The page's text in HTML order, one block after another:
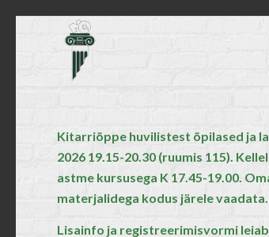
Kitarriõppe huvilistest õpilased ja
2026 19.15-20.30 (ruumis 115).
astme kursusega K 17.45-19.00.
materjalidega kodus järele vaadata.
Lisainfo ja registreerimisvormi